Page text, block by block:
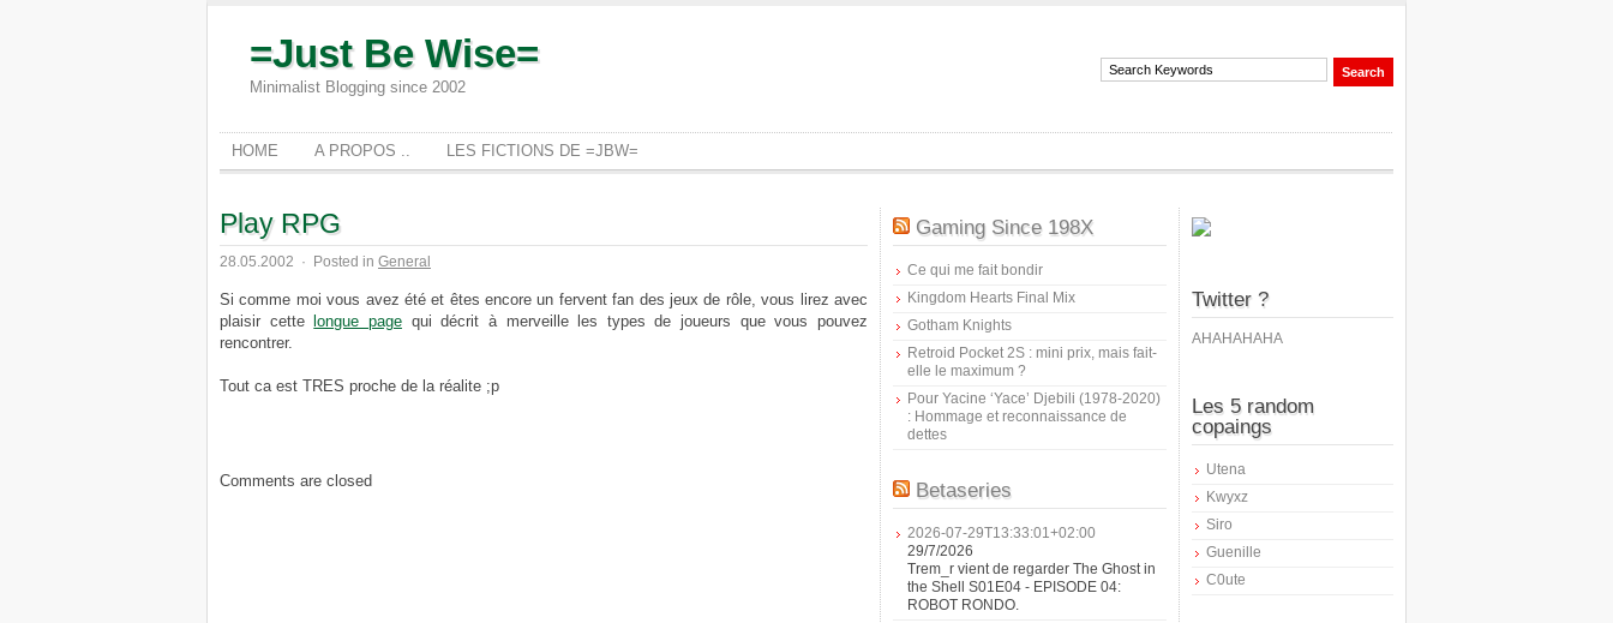
=Just Be Wise=
Minimalist Blogging since 2002
HOME A PROPOS .. LES FICTIONS DE =JBW=
Play RPG
28.05.2002 · Posted in General
Si comme moi vous avez été et êtes encore un fervent fan des jeux de rôle, vous lirez avec
plaisir cette
longue pagequi décrit à merveille les types de joueurs que vous pouvez
rencontrer.
Tout ca est TRES proche de la réalite ;p
Comments are closed
Gaming Since 198X
Ce qui me fait bondir
Kingdom Hearts Final Mix
Gotham Knights
Retroid Pocket 2S : mini prix, mais fait-
elle le maximum ?
Pour Yacine ‘Yace’ Djebili (1978-2020)
: Hommage et reconnaissance de
dettes
Betaseries
2026-07-29T13:33:01+02:00
29/7/2026
Trem_r vient de regarder The Ghost in
the Shell S01E04 - EPISODE 04:
ROBOT RONDO.
Twitter ?
AHAHAHAHA
Les 5 random
copaings
Utena
Kwyxz
Siro
Guenille
C0ute